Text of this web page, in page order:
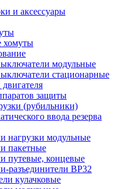
и аксессуары
хомуты
модульные
стационарные
защиты
(рубильники)
ввода резерва
нагрузки модульные
пакетные
путевые, концевые
разъединители ВР32
кулачковые